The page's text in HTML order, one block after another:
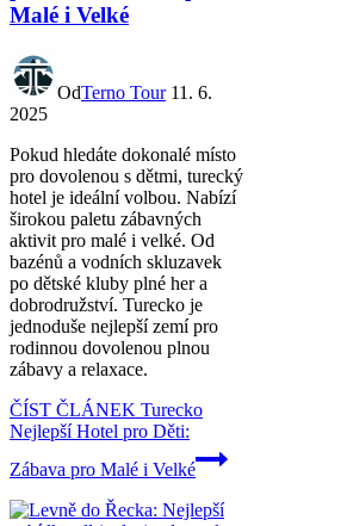
Malé i Velké
OdTerno Tour 11. 6.
2025
Pokud hledáte dokonalé místo
pro dovolenou s dětmi, turecký
hotel je ideální volbou. Nabízí
širokou paletu zábavných
aktivit pro malé i velké. Od
bazénů a vodních skluzavek
po dětské kluby plné her a
dobrodružství. Turecko je
jednoduše nejlepší zemí pro
rodinnou dovolenou plnou
zábavy a relaxace.
ČÍST ČLÁNEK Turecko
Nejlepší Hotel pro Děti:
Zábava pro Malé i Velké